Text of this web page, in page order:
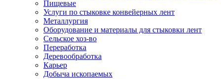
Пищевые
Услуги по стыковке конвейерных лент
Металлургия
Оборудование и материалы для стыковки лент
Сельское хоз-во
Переработка
Деревообработка
Карьер
Добыча ископаемых